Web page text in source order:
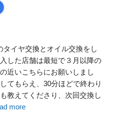
タイヤ交換とオイル交換をし
した店舗は最短で３月以降の
近いこちらにお願いしまし
てもらえ、30分ほどで終わり
教えてくださり、次回交換し
more